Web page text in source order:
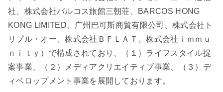
社、株式会社バルコス旅館三朝荘、BARCOS HONG
KONG LIMITED、广州巴可斯商貿有限公司、株式会社ト
リプル・オー、株式会社ＢＦＬＡＴ、株式会社ｉｍｍｕ
ｎｉｔｙ）で構成されており、（１）ライフスタイル提
案事業、（２）メディアクリエイティブ事業、（３）デ
ィベロップメント事業を展開しております。